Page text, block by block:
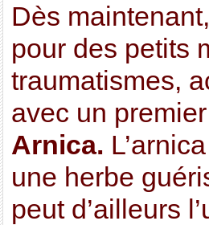
Dès
pour des petits
traumatismes,
avec un
Arnica.
une herbe
peut d’ailleurs